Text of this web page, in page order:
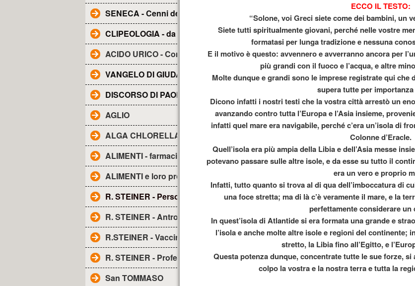
SENECA - Cenni della sua vita
CLIPEOLOGIA - da WIKIPEDIA
ACIDO URICO - Come abbassarlo
VANGELO DI GIUDA - Tradotto in italiano
DISCORSO DI PAOLO ALL'AEROPAGO DI ATENE
AGLIO
ALGA CHLORELLA - Proprietà
ALIMENTI - farmacia naturale
ALIMENTI e loro proprietà
R. STEINER - Personaggio
R. STEINER - Antroposofia
R.STEINER - Vaccini
R. STEINER - Profezia sui vaccini.
San TOMMASO
ECCO IL TESTO:
“Solone, voi Greci siete come dei bambini, un
Siete tutti spiritualmente giovani, perché nelle vostre
formatasi per lunga tradizione e nessuna
E il motivo è questo: avvennero e avverranno ancora per
più grandi con il fuoco e l’acqua, e altre
Molte dunque e grandi sono le imprese registrate qui che
supera tutte per importanza
Dicono infatti i nostri testi che la vostra città arrestò un
avanzando contro tutta l’Europa e l’Asia insieme,
infatti quel mare era navigabile, perché c’era un’isola di
Colonne d’Eracle.
Quell’isola era più ampia della Libia e dell’Asia messe
potevano passare sulle altre isole, e da esse su tutto il
era un vero e proprio
Infatti, tutto quanto si trova al di qua dell’imboccatura di
una foce stretta; ma di là c’è veramente il mare, e la
perfettamente considerare un
In quest’isola di Atlantide si era formata una grande e
l’isola e anche molte altre isole e regioni del continente;
stretto, la Libia fino all’Egitto, e
Questa potenza dunque, concentrate tutte le sue forze, si
colpo la vostra e la nostra terra e tutta la